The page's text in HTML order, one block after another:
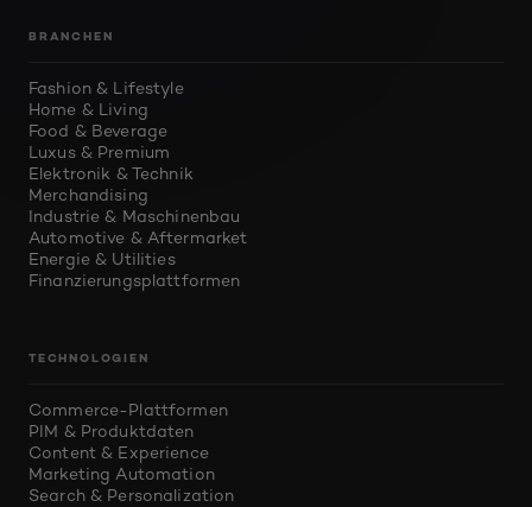
BRANCHEN
Fashion & Lifestyle
Home & Living
Food & Beverage
Luxus & Premium
Elektronik & Technik
Merchandising
Industrie & Maschinenbau
Automotive & Aftermarket
Energie & Utilities
Finanzierungsplattformen
TECHNOLOGIEN
Commerce-Plattformen
PIM & Produktdaten
Content & Experience
Marketing Automation
Search & Personalization